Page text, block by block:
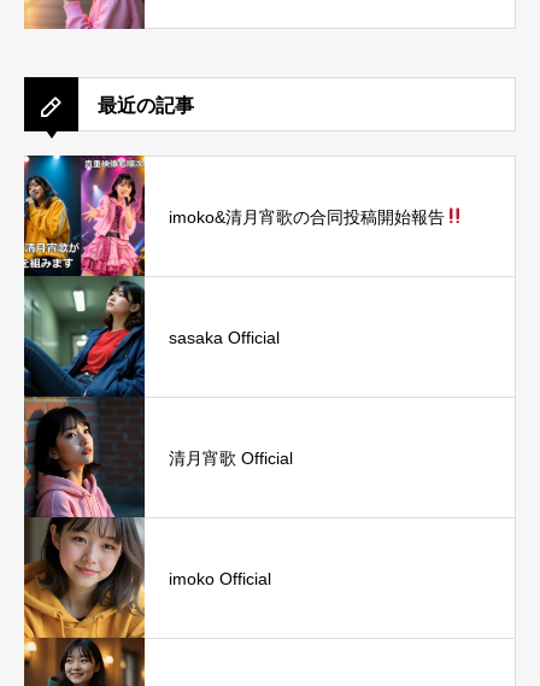
最近の記事
imoko&清月宵歌の合同投稿開始報告
sasaka Official
清月宵歌 Official
imoko Official